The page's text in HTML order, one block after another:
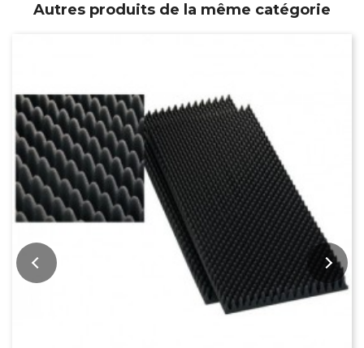
Autres produits de la même catégorie